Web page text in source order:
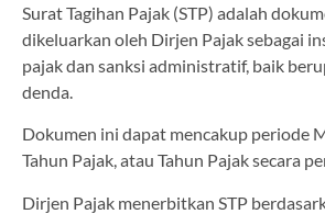
Surat Tagihan Pajak (STP) adalah
dikeluarkan oleh Dirjen Pajak sebagai
pajak dan sanksi administratif, baik
denda.
Dokumen ini dapat mencakup periode
Tahun Pajak, atau Tahun Pajak secara
Dirjen Pajak menerbitkan STP